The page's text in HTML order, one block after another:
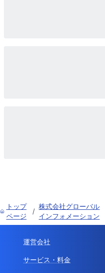
トップ
ページ
/
株式会社グローバル
インフォメーション
運営会社
サービス・料金